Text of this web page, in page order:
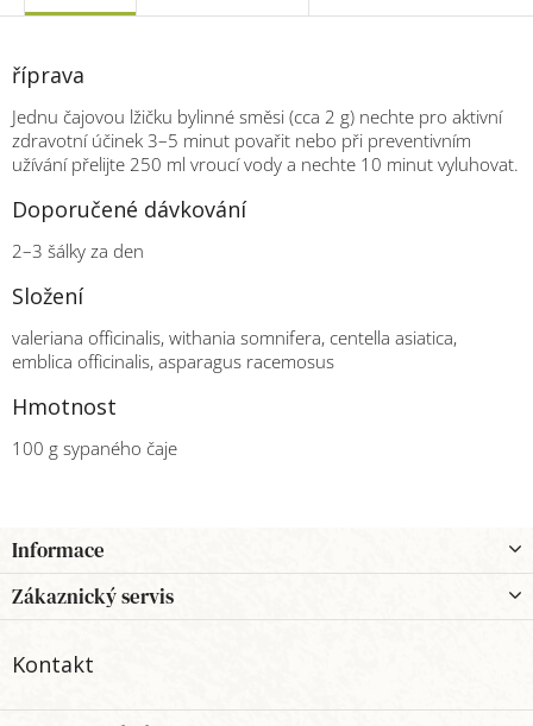
říprava
Jednu čajovou lžičku bylinné směsi (cca 2 g) nechte pro aktivní
zdravotní účinek 3–5 minut povařit nebo při preventivním
užívání přelijte 250 ml vroucí vody a nechte 10 minut vyluhovat.
Doporučené dávkování
2–3 šálky za den
Složení
valeriana officinalis, withania somnifera, centella asiatica,
emblica officinalis, asparagus racemosus
Hmotnost
100 g sypaného čaje
á
p
a
Informace
Zákaznický servis
Kontakt